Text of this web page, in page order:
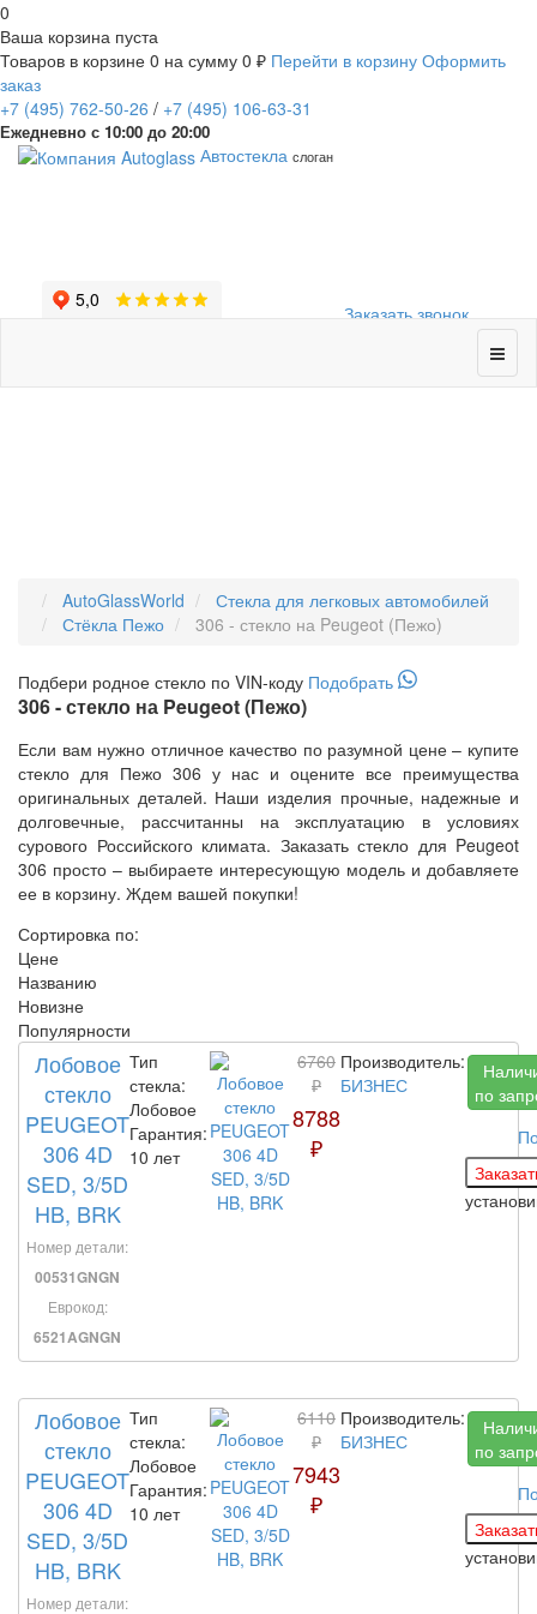
0
Ваша корзина пуста
Товаров в корзине 0 на сумму 0 ₽ Перейти в корзину Оформить
заказ
+7 (495) 762-50-26 / +7 (495) 106-63-31
Ежедневно с 10:00 до 20:00
Заказать звонок
Автостекла слоган
AutoGlassWorld
Стекла для легковых автомобилей
Стёкла Пежо
306 - стекло на Peugeot (Пежо)
Подбери родное стекло по VIN-коду Подобрать
306 - стекло на Peugeot (Пежо)
Если вам нужно отличное качество по разумной цене – купите
стекло для Пежо 306 у нас и оцените все преимущества
оригинальных деталей. Наши изделия прочные, надежные и
долговечные, рассчитанны на эксплуатацию в условиях
сурового Российского климата. Заказать стекло для Peugeot
306 просто – выбираете интересующую модель и добавляете
ее в корзину. Ждем вашей покупки!
Сортировка по:
Цене
Названию
Новизне
Популярности
Лобовое
стекло
PEUGEOT
306 4D
SED, 3/5D
HB, BRK
Номер детали:
00531GNGN
Еврокод:
6521AGNGN
Тип
стекла:
Лобовое
Гарантия:
10 лет
6760
₽
8788
₽
Производитель:
БИЗНЕС
по
Лобовое
стекло
PEUGEOT
306 4D
SED, 3/5D
HB, BRK
Номер детали:
Тип
стекла:
Лобовое
Гарантия:
10 лет
6110
₽
7943
₽
Производитель:
БИЗНЕС
по